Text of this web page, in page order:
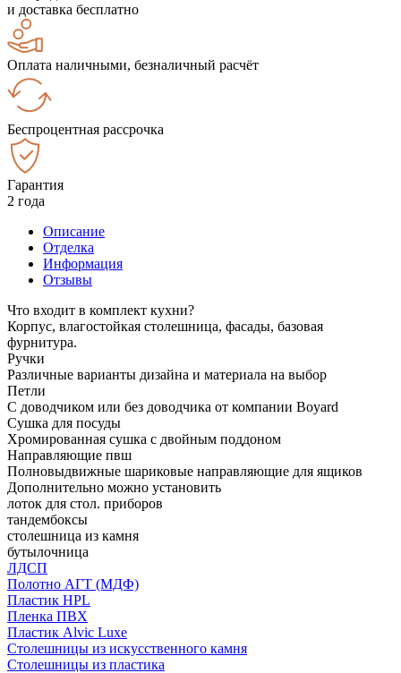
и доставка бесплатно
Оплата наличными, безналичный расчёт
Беспроцентная рассрочка
Гарантия
2 года
Описание
Отделка
Информация
Отзывы
Что входит в комплект кухни?
Корпус, влагостойкая столешница, фасады, базовая
фурнитура.
Ручки
Различные варианты дизайна и материала на выбор
Петли
С доводчиком или без доводчика от компании Boyard
Сушка для посуды
Хромированная сушка с двойным поддоном
Направляющие пвш
Полновыдвижные шариковые направляющие для ящиков
Дополнительно можно установить
лоток для стол. приборов
тандембоксы
столешница из камня
бутылочница
ЛДСП
Полотно АГТ (МДФ)
Пластик HPL
Пленка ПВХ
Пластик Alvic Luxe
Столешницы из искусственного камня
Столешницы из пластика